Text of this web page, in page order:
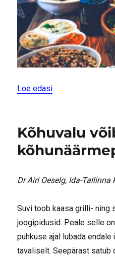
Loe edasi“Hea nipp:
Kõhuvalu
Dr Airi Oeselg, Ida-Tallinna
Suvi toob kaasa grilli- ning
joogipidusid. Peale selle
puhkuse ajal lubada
tavaliselt. Seepärast satub